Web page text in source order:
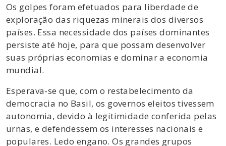
Os golpes foram efetuados para liberdade de
exploração das riquezas minerais dos diversos
países. Essa necessidade dos países dominantes
persiste até hoje, para que possam desenvolver
suas próprias economias e dominar a economia
mundial.
Esperava-se que, com o restabelecimento da
democracia no Basil, os governos eleitos tivessem
autonomia, devido à legitimidade conferida pelas
urnas, e defendessem os interesses nacionais e
populares. Ledo engano. Os grandes grupos